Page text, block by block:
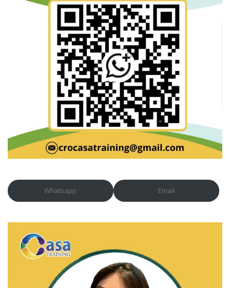
Whatsapp Email